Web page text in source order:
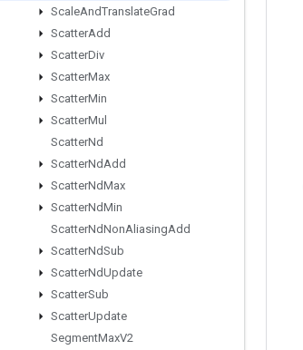
ScaleAndTranslateGrad
ScatterAdd
ScatterDiv
ScatterMax
ScatterMin
ScatterMul
ScatterNd
ScatterNdAdd
ScatterNdMax
ScatterNdMin
ScatterNdNonAliasingAdd
ScatterNdSub
ScatterNdUpdate
ScatterSub
ScatterUpdate
SegmentMaxV2